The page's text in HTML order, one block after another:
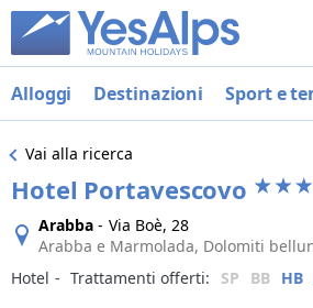
Alloggi Destinazioni Sport e
Vai alla ricerca
Hotel Portavescovo
Arabba - Via Boè, 28
Arabba e Marmolada, Dolomiti
Hotel ‐ Trattamenti offerti: SP BB HB